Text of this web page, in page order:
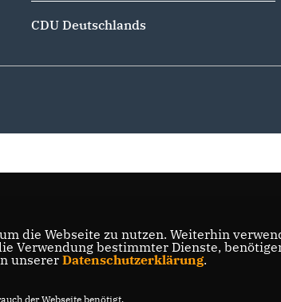
CDU Deutschlands
die Webseite zu nutzen. Weiterhin
Verwendung bestimmter Dienste,
unserer Datenschutzerklärung.
der Webseite benötigt.